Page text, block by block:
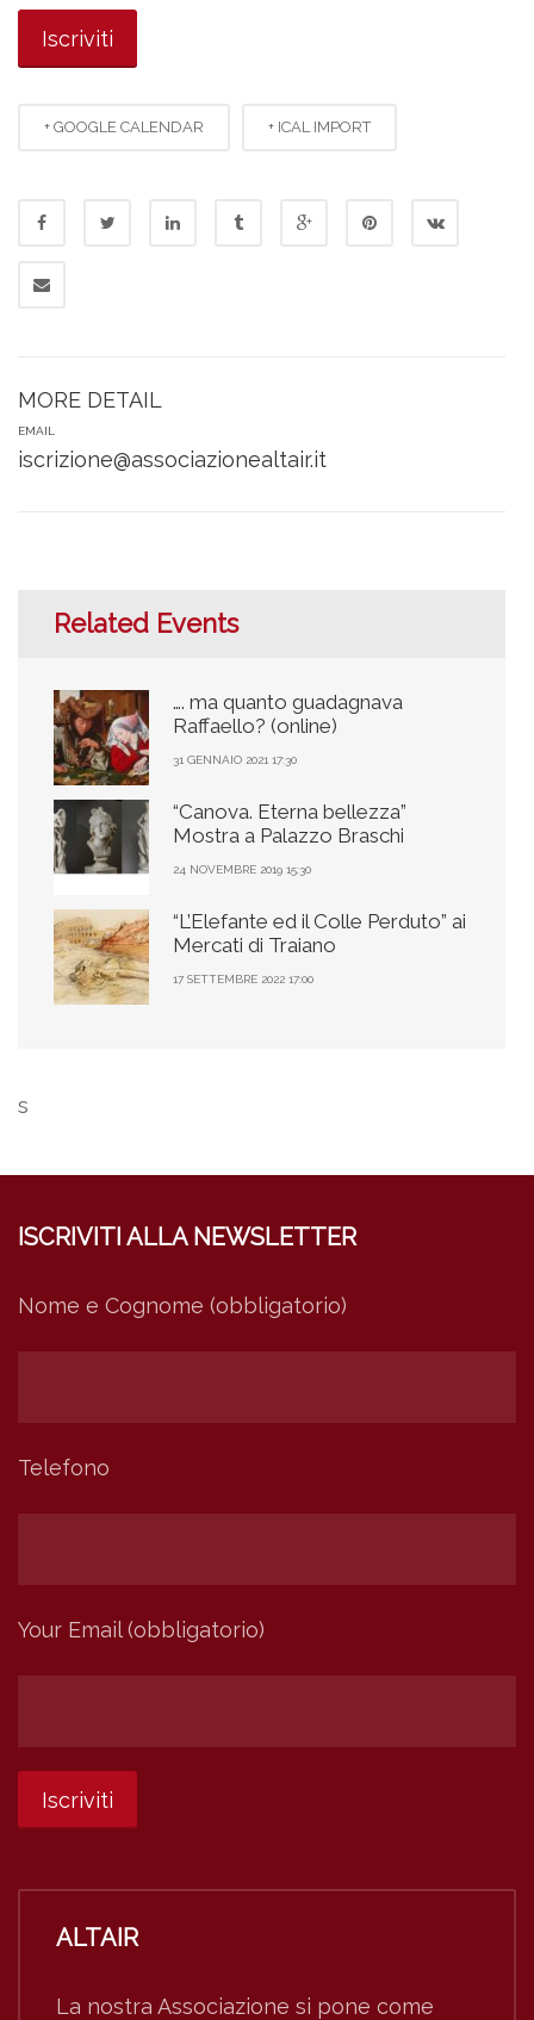
+ GOOGLE CALENDAR + ICAL IMPORT
MORE DETAIL
EMAIL
iscrizione@associazionealtair.it
Related Events
…. ma quanto guadagnava
Raffaello? (online)
31 GENNAIO 2021 17:30
“Canova. Eterna bellezza”
Mostra a Palazzo Braschi
24 NOVEMBRE 2019 15:30
“L’Elefante ed il Colle Perduto” ai
Mercati di Traiano
17 SETTEMBRE 2022 17:00
s
ISCRIVITI ALLA NEWSLETTER
Nome e Cognome (obbligatorio)
Telefono
Your Email (obbligatorio)
ALTAIR
La nostra Associazione si pone come